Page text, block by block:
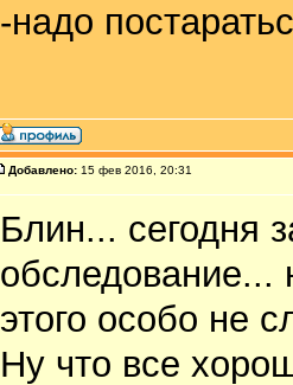
-надо
Добавлено: 15 фев 2016, 20:31
Блин... сегодня
обследование...
этого особо не
Ну что все